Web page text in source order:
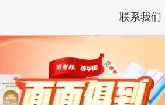
联系我们